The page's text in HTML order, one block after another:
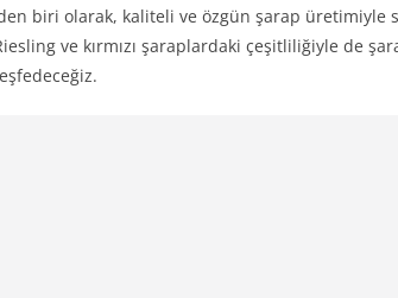
biri olarak, kaliteli ve özgün şarap üretimiyle
ve kırmızı şaraplardaki çeşitliliğiyle de